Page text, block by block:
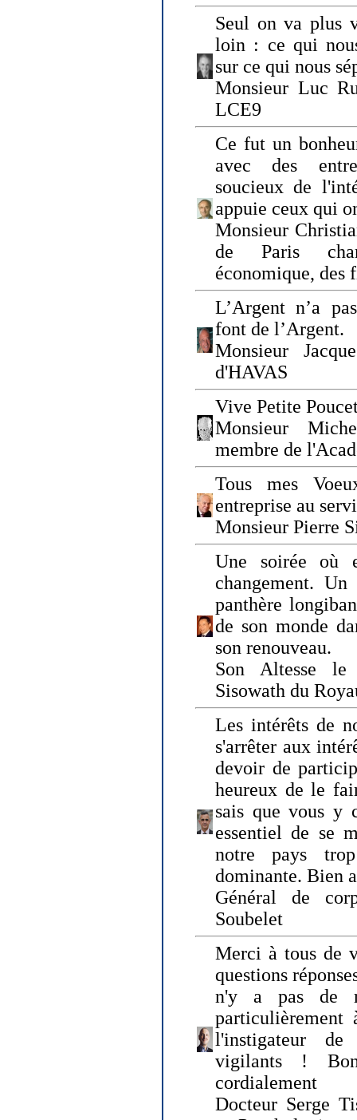
Seul on va plus
loin : ce qui
sur ce qui nous
Monsieur Luc
LCE9
Ce fut un
avec des
soucieux de
appuie ceux qui
Monsieur
de Paris
économique, des
L’Argent n’a
font de l’Argent.
Monsieur
d'HAVAS
Vive Petite
Monsieur
membre de
Tous mes
entreprise au
Monsieur Pierre
Une soirée où
changement.
panthère
de son monde
son renouveau.
Son Altesse le
Sisowath du
Les intérêts de
s'arrêter aux
devoir de
heureux de le
sais que vous y
essentiel de se
notre pays
dominante. Bien
Général de
Soubelet
Merci à tous de
questions
n'y a pas de
l'instigateur de
vigilants !
cordialement
Docteur Serge